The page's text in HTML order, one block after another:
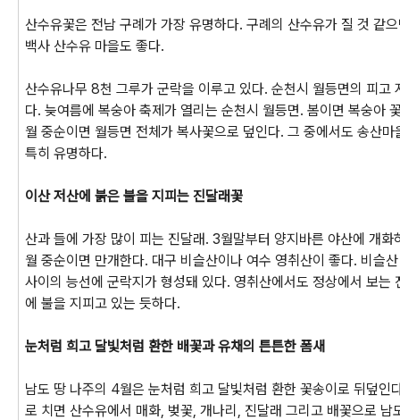
산수유꽃은 전남 구례가 가장 유명하다. 구례의 산수유가 질 것 같
백사 산수유 마을도 좋다.
산수유나무 8천 그루가 군락을 이루고 있다. 순천시 월등면의 피고
다. 늦여름에 복숭아 축제가 열리는 순천시 월등면. 봄이면 복숭아
월 중순이면 월등면 전체가 복사꽃으로 덮인다. 그 중에서도 송산마
특히 유명하다.
이산 저산에 붉은 불을 지피는 진달래꽃
산과 들에 가장 많이 피는 진달래. 3월말부터 양지바른 야산에 개화
월 중순이면 만개한다. 대구 비슬산이나 여수 영취산이 좋다. 비슬
사이의 능선에 군락지가 형성돼 있다. 영취산에서도 정상에서 보는
에 불을 지피고 있는 듯하다.
눈처럼 희고 달빛처럼 환한 배꽃과 유채의 튼튼한 폼새
남도 땅 나주의 4월은 눈처럼 희고 달빛처럼 환한 꽃송이로 뒤덮인
로 치면 산수유에서 매화, 벚꽃, 개나리, 진달래 그리고 배꽃으로 남